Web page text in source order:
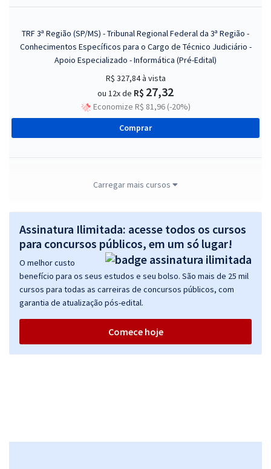
TRF 3ª Região (SP/MS) - Tribunal Regional Federal da 3ª Região -
Conhecimentos Específicos para o Cargo de Técnico Judiciário -
Apoio Especializado - Informática (Pré-Edital)
R$ 327,84à vista
ou 12x de R$ 27,32
Economize R$ 81,96 (-20%)
Comprar
TRF 3ª Região (SP/MS) - Tribunal Regional Federal da 3ª Região -
R$ 375,84à vista
ou 12x de R$31,32
Economize R$ 93,96 (-20%)
Comprar
TRF 3ª Região (SP/MS) - Tribunal Regional Federal da 3ª Região -
Conhecimentos Específicos para o Cargo de Analista Judiciário -
Área Judiciária
Carregar mais cursos
Assinatura Ilimitada: acesse todos os cursos
para concursos públicos, em um só lugar!
O melhor custo
benefício para os seus estudos e seu bolso. São mais de 25 mil
cursos para todas as carreiras de concursos públicos, com
garantia de atualização pós-edital.
Comece hoje